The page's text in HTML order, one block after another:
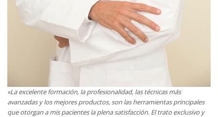
«La excelente formación, la profesionalidad, las técnicas más
avanzadas y los mejores productos, son las herramientas principales
que otorgan a mis pacientes la plena satisfacción. El trato exclusivo y